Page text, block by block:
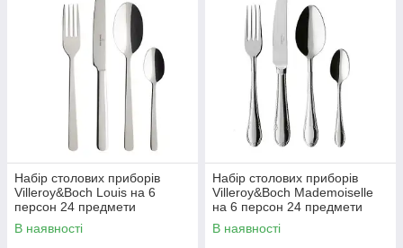
Набір столових приборів
Villeroy&Boch Louis на 6
персон 24 предмети
1264089037
В наявності
Набір столових приборів
Villeroy&Boch Mademoiselle
на 6 персон 24 предмети
1263599037
В наявності